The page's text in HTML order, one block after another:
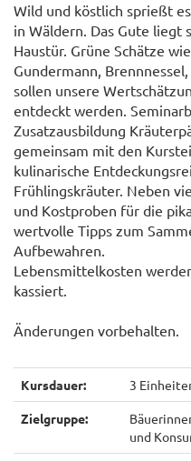
Wild und köstlich sprießt
in Wäldern. Das Gute liegt
Haustür. Grüne Schätze
Gundermann,
sollen unsere
entdeckt werden.
Zusatzausbildung
gemeinsam mit den
kulinarische
Frühlingskräuter. Neben
und Kostproben für die
wertvolle Tipps zum
Aufbewahren.
Lebensmittelkosten
kassiert.
Änderungen vorbehalten.
Kursdauer: 3
Zielgruppe:
und